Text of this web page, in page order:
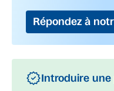
Répondez à
Introduire